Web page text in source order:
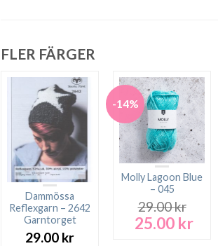
FLER FÄRGER
Dammössa
Reflexgarn – 2642
Garntorget
29.00 kr
-14%
Molly Lagoon Blue
– 045
29.00kr
Det
25.00 krDet